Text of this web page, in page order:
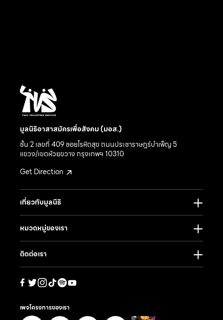
มูลนิธิอาสาสมัครเพื่อสังคม (มอส.)
ชั้น 2 เลขที่ 409 ซอยโรหิตสุข ถนนประชาราษฎร์บำเพ็ญ 5
แขวง/เขตห้วยขวาง กรุงเทพฯ 10310
Get Direction
เกี่ยวกับมูลนิธิ
หมวดหมู่ของเรา
ติดต่อเรา
เพจโครงการของเรา